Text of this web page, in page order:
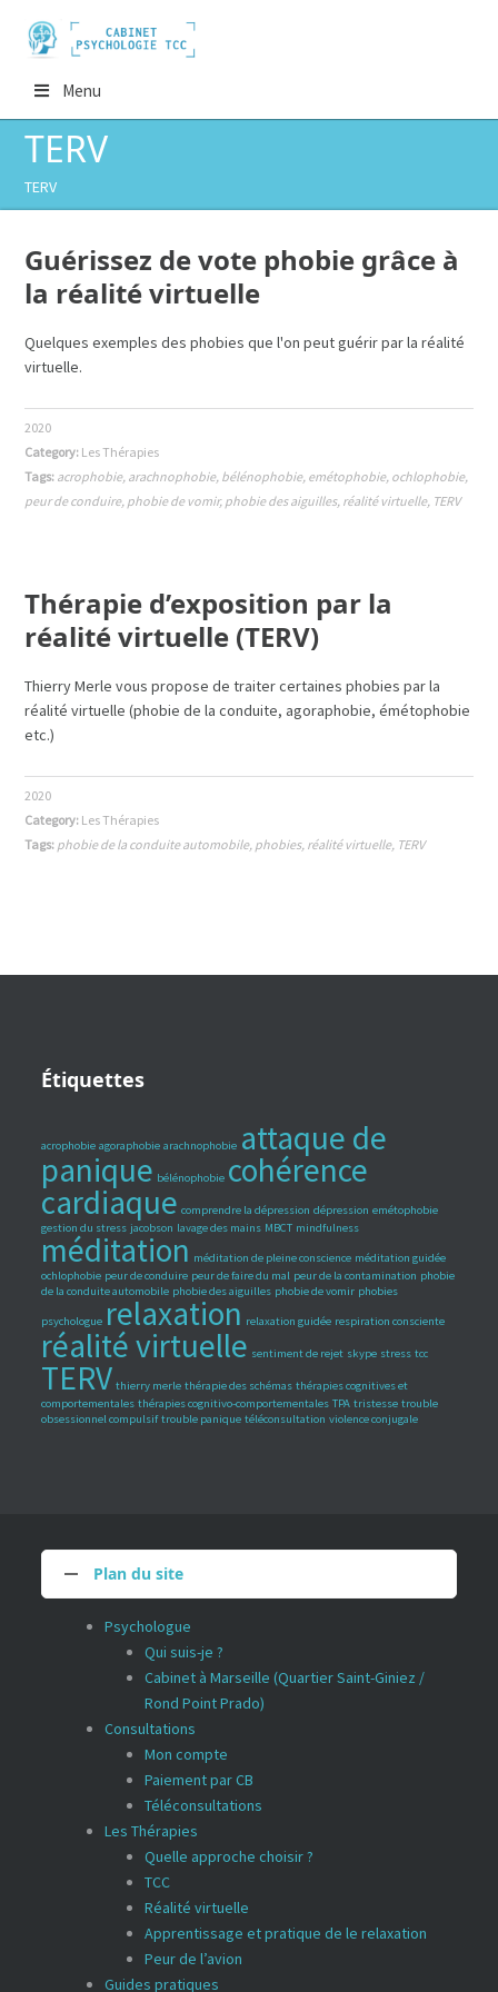
Menu
TERV
TERV
Guérissez de vote phobie grâce à
la réalité virtuelle
Quelques exemples des phobies que l'on peut guérir par la réalité
virtuelle.
2020
Category: Les Thérapies
Tags: acrophobie, arachnophobie, bélénophobie, emétophobie, ochlophobie,
peur de conduire, phobie de vomir, phobie des aiguilles, réalité virtuelle, TERV
Thérapie d’exposition par la
réalité virtuelle (TERV)
Thierry Merle vous propose de traiter certaines phobies par la
réalité virtuelle (phobie de la conduite, agoraphobie, émétophobie
etc.)
2020
Category: Les Thérapies
Tags: phobie de la conduite automobile, phobies, réalité virtuelle, TERV
Étiquettes
acrophobie agoraphobie arachnophobie attaque de
panique bélénophobie cohérence
cardiaque comprendre la dépression dépression emétophobie
gestion du stress jacobson lavage des mains MBCT mindfulness
méditation méditation de pleine conscience méditation guidée
ochlophobie peur de conduire peur de faire du mal peur de la contamination phobie
de la conduite automobile phobie des aiguilles phobie de vomir phobies
psychologue relaxation relaxation guidée respiration consciente
réalité virtuelle sentiment de rejet skype stress tcc
TERV thierry merle thérapie des schémas thérapies cognitives et
comportementales thérapies cognitivo-comportementales TPA tristesse trouble
obsessionnel compulsif trouble panique téléconsultation violence conjugale
Plan du site
Psychologue
Qui suis-je ?
Cabinet à Marseille (Quartier Saint-Giniez /
Rond Point Prado)
Consultations
Mon compte
Paiement par CB
Téléconsultations
Les Thérapies
Quelle approche choisir ?
TCC
Réalité virtuelle
Apprentissage et pratique de le relaxation
Peur de l’avion
Guides pratiques